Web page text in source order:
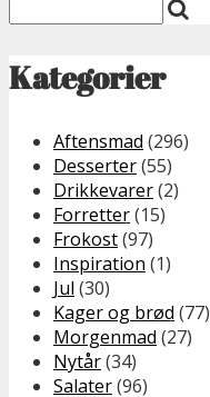
Kategorier
Aftensmad (296)
Desserter(55)
Drikkevarer(2)
Forretter(15)
Frokost(97)
Inspiration (1)
Jul (30)
Kager og brød (77)
Morgenmad (27)
Nytår(34)
Salater(96)